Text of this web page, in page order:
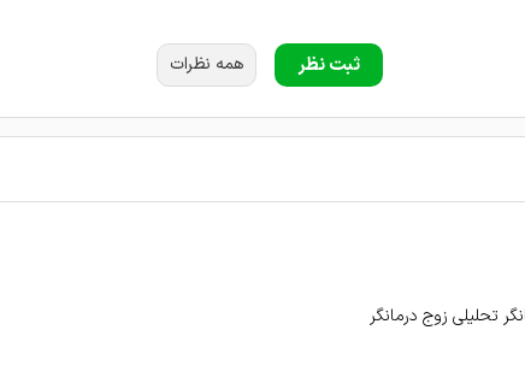
دکتر دلسوز خوش اخلاق و صبور و عالی در کارشون هستند.
ثبت نظر همه نظرات
تحلیلی زوج درمانگر